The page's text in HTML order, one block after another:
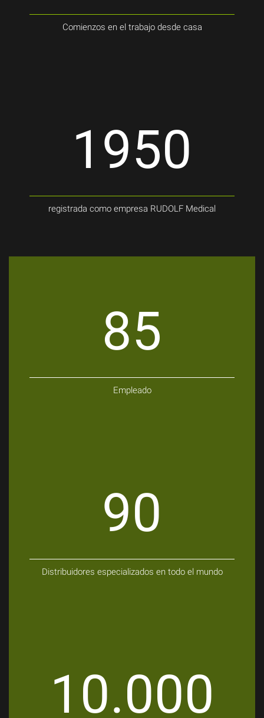
Comienzos en el trabajo desde casa
1950
registrada como empresa RUDOLF Medical
85
Empleado
90
Distribuidores especializados en todo el mundo
10.000